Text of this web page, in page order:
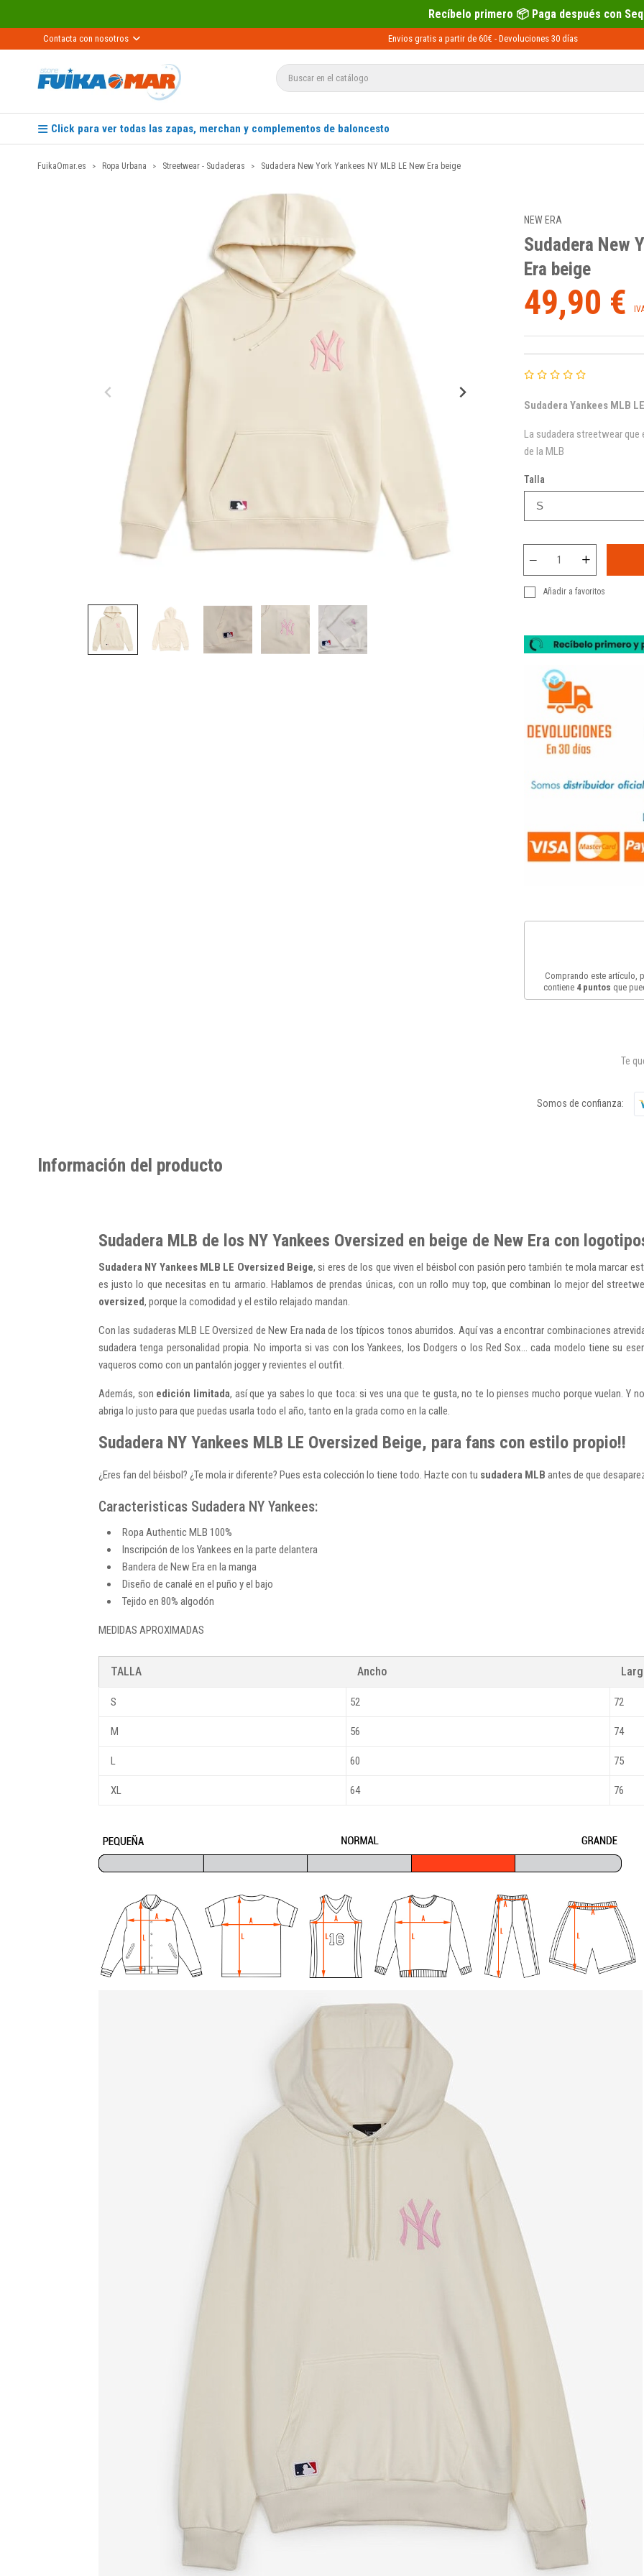
Recíbelo primero 📦 Paga después con Sequra 💶
Contacta con nosotros Envios gratis a partir de 60€ - Devoluciones 30 días
Click para ver todas las zapas, merchan y complementos de baloncesto
FuikaOmar.es Ropa Urbana Streetwear - Sudaderas Sudadera New York Yankees NY MLB LE New Era beige
NEW ERA
Sudadera New
Era beige
49,90 €
Sudadera Yankees MLB
La sudadera streetwear
de la MLB
Talla
Añadir a favoritos
Comprando este artículo,
contiene 4puntos que
Te
Somos de confianza:
Información del producto
Sudadera MLB de los NY Yankees Oversized en beige de New Era con
Sudadera NY Yankees MLB LE Oversized Beige, si eres de los que viven el béisbol con pasión pero también te mola marcar
es justo lo que necesitas en tu armario. Hablamos de prendas únicas, con un rollo muy top, que combinan lo mejor del
oversized, porque la comodidad y el estilo relajado mandan.
Con las sudaderas MLB LE Oversized de New Era nada de los típicos tonos aburridos. Aquí vas a encontrar combinaciones
sudadera tenga personalidad propia. No importa si vas con los Yankees, los Dodgers o los Red Sox… cada modelo tiene su
vaqueros como con un pantalón jogger y revientes el outfit.
Además, son edición limitada, así que ya sabes lo que toca: si ves una que te gusta, no te lo pienses mucho porque vuelan. Y
abriga lo justo para que puedas usarla todo el año, tanto en la grada como en la calle.
Sudadera NY Yankees MLB LE Oversized Beige, para fans con estilo propio!!
¿Eres fan del béisbol? ¿Te mola ir diferente? Pues esta colección lo tiene todo. Hazte con tu sudadera MLB antes de que
Caracteristicas Sudadera NY Yankees:
Ropa Authentic MLB 100%
Inscripción de los Yankees en la parte delantera
Bandera de New Era en la manga
Diseño de canalé en el puño y el bajo
Tejido en 80% algodón
MEDIDAS APROXIMADAS
TALLA Ancho
S 52 72
M 56 74
L 60 75
XL 64 76